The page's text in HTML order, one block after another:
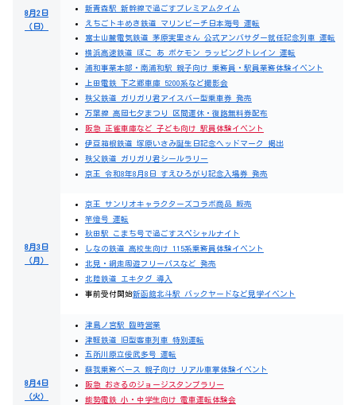
8月2日
（日）
新青森駅 新幹線で過ごすプレミアムタイム
えちごトキめき鉄道 マリンビーチ日本海号 運転
富士山麓電気鉄道 茅原実里さん 公式アンバサダー就任記念列車 運転
横浜高速鉄道 ぽこ あ ポケモン ラッピングトレイン 運転
浦和事業本部・南浦和駅 親子向け 乗務員・駅員業務体験イベント
上田電鉄 下之郷車庫 5200系など撮影会
秩父鉄道 ガリガリ君アイスバー型乗車券 発売
万葉線 高岡七夕まつり 区間運休・復路無料券配布
阪急 正雀車庫など 子ども向け 駅員体験イベント
伊豆箱根鉄道 塚原いさみ誕生日記念ヘッドマーク 掲出
秩父鉄道 ガリガリ君シールラリー
京王 令和8年8月8日 すえひろがり記念入場券 発売
8月3日
（月）
京王 サンリオキャラクターズコラボ商品 販売
竿燈号 運転
秋田駅 こまち号で過ごすスペシャルナイト
しなの鉄道 高校生向け 115系乗務員体験イベント
北見・網走周遊フリーパスなど 発売
北陸鉄道 エキタグ 導入
事前受付開始新函館北斗駅 バックヤードなど見学イベント
8月4日
（火）
津島ノ宮駅 臨時営業
津軽鉄道 旧型客車列車 特別運転
五所川原立佞武多号 運転
蘇我乗務ベース 親子向け リアル車掌体験イベント
阪急 おさるのジョージスタンプラリー
能勢電鉄 小・中学生向け 電車運転体験会